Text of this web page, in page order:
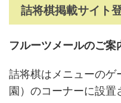
詰将棋掲載サイト
フルーツメールのご案
詰将棋はメニューのゲ
園）のコーナーに設置